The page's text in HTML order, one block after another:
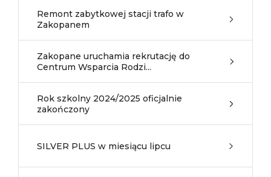
Remont zabytkowej stacji trafo w
Zakopanem
Zakopane uruchamia rekrutację do
Centrum Wsparcia Rodzi...
Rok szkolny 2024/2025 oficjalnie
zakończony
SILVER PLUS w miesiącu lipcu